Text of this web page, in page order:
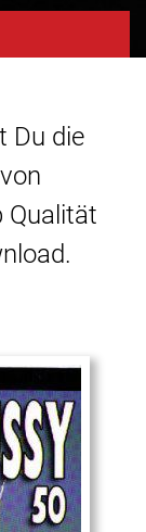
Du die
Qualität